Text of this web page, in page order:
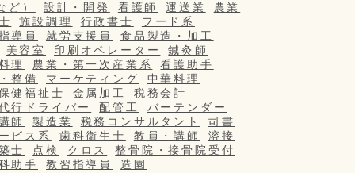
ど）
設計・開発 看護師 運送業
農業
施設調理 行政書士
フード系
導員
就労支援員
食品製造・加工
美容室
印刷オペレーター
鍼灸師
理
農業・第一次産業系
看護助手
整備
マーケティング
中華料理
健福祉士
金属加工
税務会計
行ドライバー
配管工
バーテンダー
師
製造業 税務コンサルタント
司書
ビス系
歯科衛生士 教員・講師
溶接
士
点検 クロス
整骨院・接骨院受付
助手
教習指導員
造園